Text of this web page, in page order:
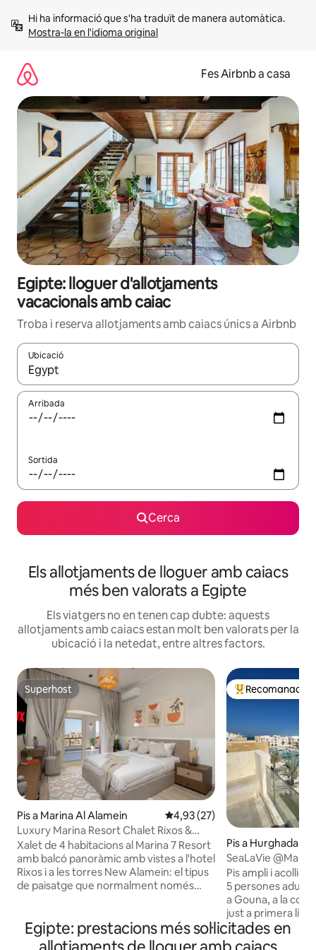
Mostra-la en l'idioma original
Fes Airbnb a casa
Egipte: lloguer d'allotjaments
vacacionals amb caiac
Troba i reserva allotjaments amb caiacs únics a Airbnb
Ubicació
Quan els resultats estiguin disponibles, podràs navegar-hi a
Arribada
Sortida
Cerca
Els allotjaments de lloguer amb caiacs
més ben valorats a Egipte
Els viatgers no en tenen cap dubte: aquests
allotjaments amb caiacs estan molt ben valorats per la
ubicació i la netedat, entre altres factors.
Superhost
Superhost
Pis a Marina Al Alamein 4,93 de puntuació mitjana
4,93 (27)
Luxury Marina Resort Chalet Rixos &
Tower Views
Xalet de 4 habitacions al Marina 7 Resort
amb balcó panoràmic amb vistes a l'hotel
Rixos i a les torres New Alamein: el tipus
de paisatge que normalment només
capacitat per a 7 persones. 2 banys i 1
lavabo. Cuina totalment equipada. Wi-Fi,
Principals
Recomanació
Pis a Hurghada
SeaLaVie
Platja i 6 Piscines
Pis ampli i
5 persones
a Gouna, a la
just a primera línia de
6 piscines grans,
platja llarga i en
Egipte: prestacions més sol·licitades en